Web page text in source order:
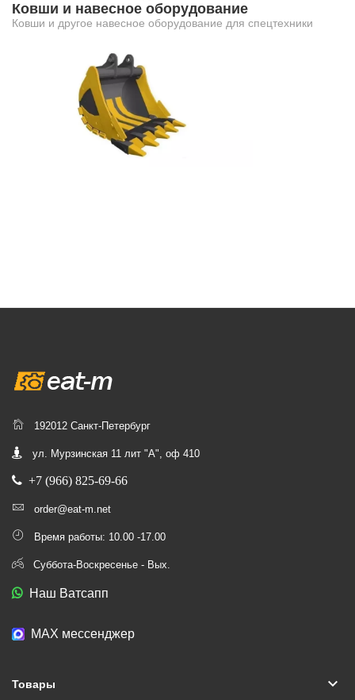
Ковши и навесное оборудование
Ковши и другое навесное оборудование для спецтехники
192012 Санкт-Петербург
ул. Мурзинская 11 лит "А", оф 410
+7 (966) 825-69-66
order@eat-m.net
Время работы: 10.00 -17.00
Суббота-Воскресенье - Вых.
Наш Ватсапп
МАХ мессенджер
Товары keyboard_arrow_down